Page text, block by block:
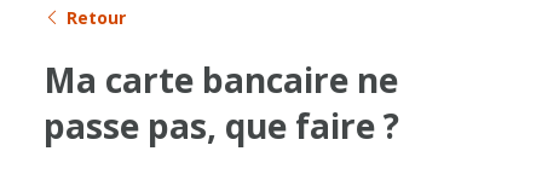
Retour
Ma carte bancaire ne
passe pas, que faire ?